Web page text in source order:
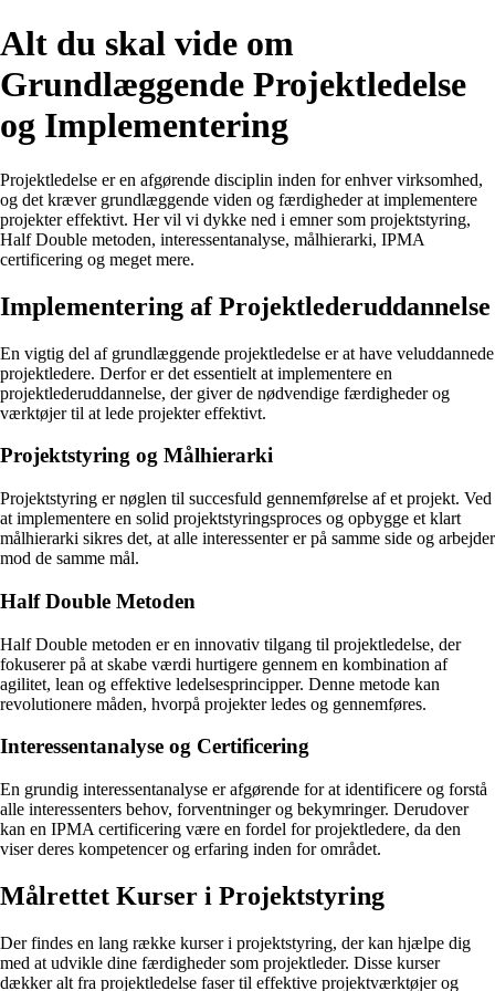
Alt du skal vide om
Grundlæggende Projektledelse
og Implementering
Projektledelse er en afgørende disciplin inden for enhver virksomhed,
og det kræver grundlæggende viden og færdigheder at implementere
projekter effektivt. Her vil vi dykke ned i emner som projektstyring,
Half Double metoden, interessentanalyse, målhierarki, IPMA
certificering og meget mere.
Implementering af Projektlederuddannelse
En vigtig del af grundlæggende projektledelse er at have veluddannede
projektledere. Derfor er det essentielt at implementere en
projektlederuddannelse, der giver de nødvendige færdigheder og
værktøjer til at lede projekter effektivt.
Projektstyring og Målhierarki
Projektstyring er nøglen til succesfuld gennemførelse af et projekt. Ved
at implementere en solid projektstyringsproces og opbygge et klart
målhierarki sikres det, at alle interessenter er på samme side og arbejder
mod de samme mål.
Half Double Metoden
Half Double metoden er en innovativ tilgang til projektledelse, der
fokuserer på at skabe værdi hurtigere gennem en kombination af
agilitet, lean og effektive ledelsesprincipper. Denne metode kan
revolutionere måden, hvorpå projekter ledes og gennemføres.
Interessentanalyse og Certificering
En grundig interessentanalyse er afgørende for at identificere og forstå
alle interessenters behov, forventninger og bekymringer. Derudover
kan en IPMA certificering være en fordel for projektledere, da den
viser deres kompetencer og erfaring inden for området.
Målrettet Kurser i Projektstyring
Der findes en lang række kurser i projektstyring, der kan hjælpe dig
med at udvikle dine færdigheder som projektleder. Disse kurser
dækker alt fra projektledelse faser til effektive projektværktøjer og